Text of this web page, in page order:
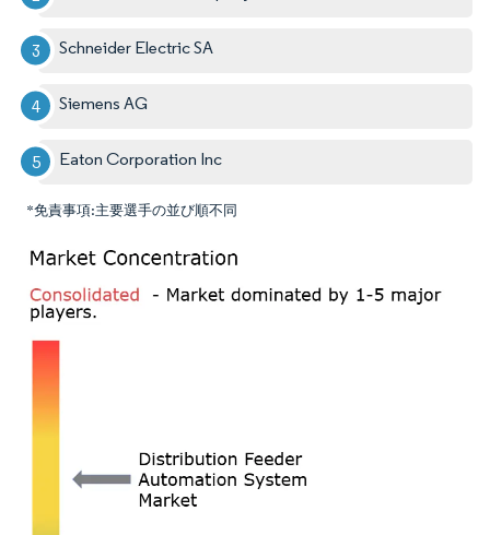
Schneider Electric SA
Siemens AG
Eaton Corporation Inc
*免責事項:主要選手の並び順不同